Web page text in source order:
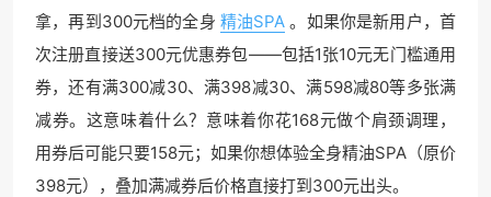
拿，再到300元档的全身 精油SPA 。如果你是新用户，首
次注册直接送300元优惠券包——包括1张10元无门槛通用
券，还有满300减30、满398减30、满598减80等多张满
减券。这意味着什么？意味着你花168元做个肩颈调理，
用券后可能只要158元；如果你想体验全身精油SPA（原价
398元），叠加满减券后价格直接打到300元出头。